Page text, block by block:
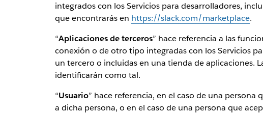
integrados con los Servicios para desarrolladores,
que encontrarás en https://slack.com/marketplace.
“Aplicaciones de terceros” hace referencia a las
conexión o de otro tipo integradas con los Servicios
un tercero o incluidas en una tienda de aplicaciones.
identificarán como tal.
“Usuario” hace referencia, en el caso de una
a dicha persona, o en el caso de una persona que